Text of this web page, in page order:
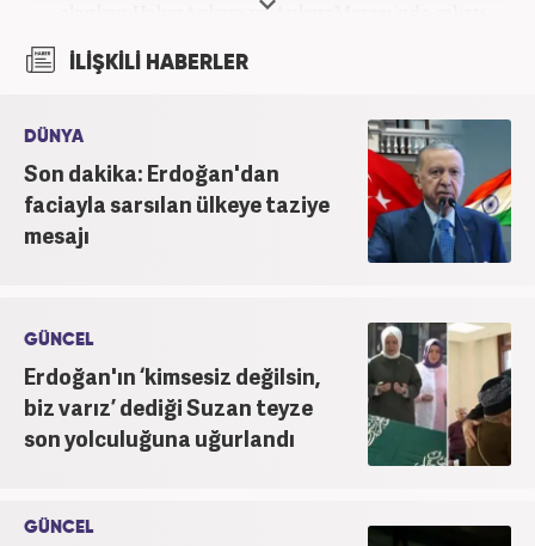
okurken HaberAnkara ve AnkaraMasası'nda çalıştı.
2022 yılındaki mezuniyetinin ardından Beyaz TV'de
'Haber Editörü' pozisyonunda görev aldı. 2024
Editörü kariyerine devam etmektedir.
İLİŞKİLİ HABERLER
DÜNYA
Son dakika: Erdoğan'dan
faciayla sarsılan ülkeye taziye
mesajı
GÜNCEL
Erdoğan'ın ‘kimsesiz değilsin,
biz varız’ dediği Suzan teyze
son yolculuğuna uğurlandı
GÜNCEL